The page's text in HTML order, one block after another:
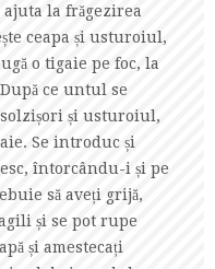
la frăgezirea
ceapa și usturoiul,
o tigaie pe foc, la
ce untul se
solzișori și usturoiul,
Se introduc și
întorcându-i și pe
să aveți grijă,
și se pot rupe
și amestecați